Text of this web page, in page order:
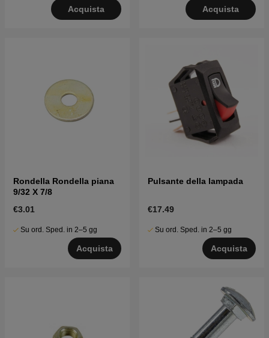
Acquista Acquista
Rondella Rondella piana
9/32 X 7/8
€3.01
Su ord. Sped. in 2–5 gg
Acquista
Pulsante della lampada
€17.49
Su ord. Sped. in 2–5 gg
Acquista